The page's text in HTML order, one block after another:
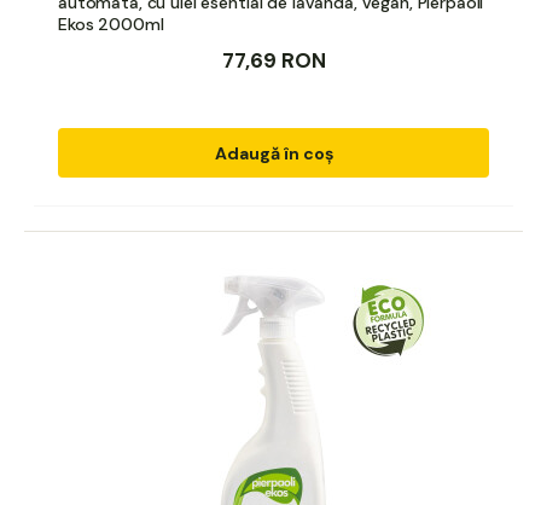
Ekos 2000ml
77,69 RON
Adaugă în coș